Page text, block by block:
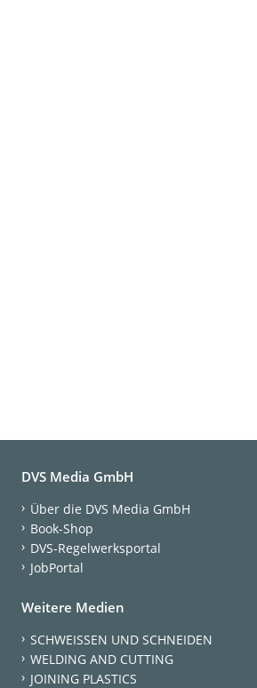
DVS Media GmbH
Über die DVS Media GmbH
Book-Shop
DVS-Regelwerksportal
JobPortal
Weitere Medien
SCHWEISSEN UND SCHNEIDEN
WELDING AND CUTTING
JOINING PLASTICS